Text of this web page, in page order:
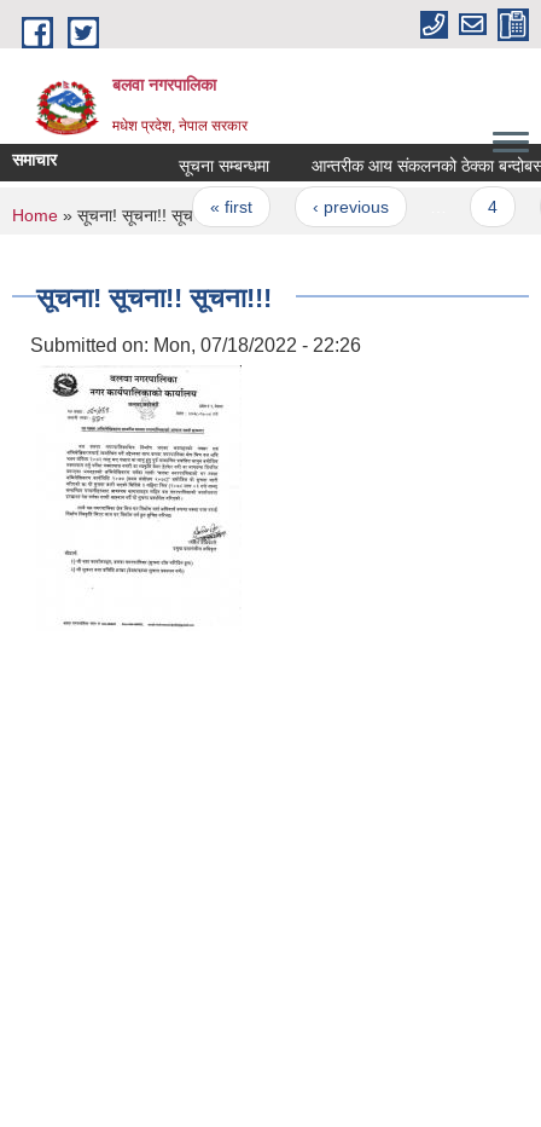
Skip to main content
बलवा नगरपालिका
मधेश प्रदेश, नेपाल सरकार
समाचार सूचना सम्बन्धमा आन्तरीक आय संकलनको ठेक्का बन्दोबस्त
Pages
« first ‹ previous
You are here
Home » सूचना! सूचना!! सूचना!!!
सूचना! सूचना!! सूचना!!!
Submitted on: Mon, 07/18/2022 - 22:26